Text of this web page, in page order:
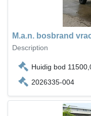
M.a.n. bosbrand
Description
Huidig bod
2026335-004